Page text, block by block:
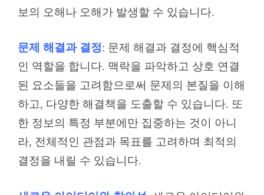
보의 오해나 오해가 발생할 수 있습니다.
문제 해결과 결정: 문제 해결과 결정에 핵심적
인 역할을 합니다. 맥락을 파악하고 상호 연결
된 요소들을 고려함으로써 문제의 본질을 이해
하고, 다양한 해결책을 도출할 수 있습니다. 또
한 정보의 특정 부분에만 집중하는 것이 아니
라, 전체적인 관점과 목표를 고려하며 최적의
결정을 내릴 수 있습니다.